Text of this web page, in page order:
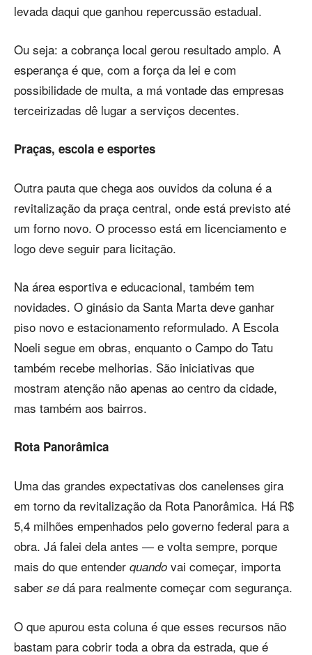
levada daqui que ganhou repercussão estadual.
Ou seja: a cobrança local gerou resultado amplo. A
esperança é que, com a força da lei e com
possibilidade de multa, a má vontade das empresas
terceirizadas dê lugar a serviços decentes.
Praças, escola e esportes
Outra pauta que chega aos ouvidos da coluna é a
revitalização da praça central, onde está previsto até
um forno novo. O processo está em licenciamento e
logo deve seguir para licitação.
Na área esportiva e educacional, também tem
novidades. O ginásio da Santa Marta deve ganhar
piso novo e estacionamento reformulado. A Escola
Noeli segue em obras, enquanto o Campo do Tatu
também recebe melhorias. São iniciativas que
mostram atenção não apenas ao centro da cidade,
mas também aos bairros.
Rota Panorâmica
Uma das grandes expectativas dos canelenses gira
em torno da revitalização da Rota Panorâmica. Há R$
5,4 milhões empenhados pelo governo federal para a
obra. Já falei dela antes — e volta sempre, porque
mais do que entender quando vai começar, importa
saber se dá para realmente começar com segurança.
O que apurou esta coluna é que esses recursos não
bastam para cobrir toda a obra da estrada, que é